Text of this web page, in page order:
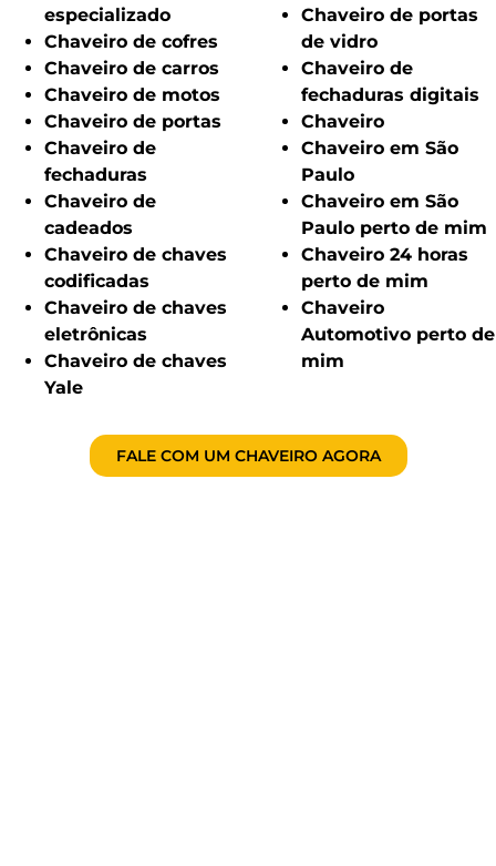
especializado
Chaveiro de cofres
Chaveiro de carros
Chaveiro de motos
Chaveiro de portas
Chaveiro de
fechaduras
Chaveiro de
cadeados
Chaveiro de chaves
codificadas
Chaveiro de chaves
eletrônicas
Chaveiro de chaves
Yale
Chaveiro de portas
de vidro
Chaveiro de
fechaduras digitais
Chaveiro
Chaveiro em São
Paulo
Chaveiro em São
Paulo perto de mim
Chaveiro 24 horas
perto de mim
Chaveiro
Automotivo perto de
mim
FALE COM UM CHAVEIRO AGORA